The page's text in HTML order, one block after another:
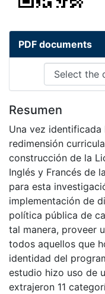
PDF documents
Resumen
Una vez
redimensión
construcción de la
Inglés y Francés de
para esta
implementación de
política pública de
tal manera, proveer
todos aquellos que
identidad del
estudio hizo uso de
extrajeron 11